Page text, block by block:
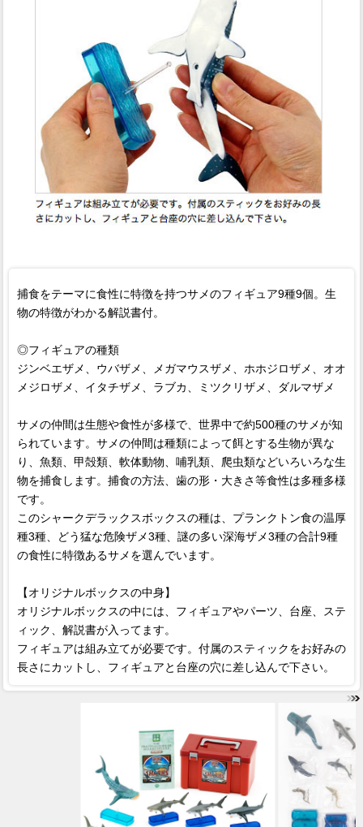
捕食をテーマに食性に特徴を持つサメのフィギュア9種9個。生
物の特徴がわかる解説書付。
◎フィギュアの種類
ジンベエザメ、ウバザメ、メガマウスザメ、ホホジロザメ、オオ
メジロザメ、イタチザメ、ラブカ、ミツクリザメ、ダルマザメ
サメの仲間は生態や食性が多様で、世界中で約500種のサメが知
られています。サメの仲間は種類によって餌とする生物が異な
り、魚類、甲殻類、軟体動物、哺乳類、爬虫類などいろいろな生
物を捕食します。捕食の方法、歯の形・大きさ等食性は多種多様
です。
このシャークデラックスボックスの種は、プランクトン食の温厚
種3種、どう猛な危険ザメ3種、謎の多い深海ザメ3種の合計9種
の食性に特徴あるサメを選んでいます。
【オリジナルボックスの中身】
オリジナルボックスの中には、フィギュアやパーツ、台座、ステ
ィック、解説書が入ってます。
フィギュアは組み立てが必要です。付属のスティックをお好みの
長さにカットし、フィギュアと台座の穴に差し込んで下さい。